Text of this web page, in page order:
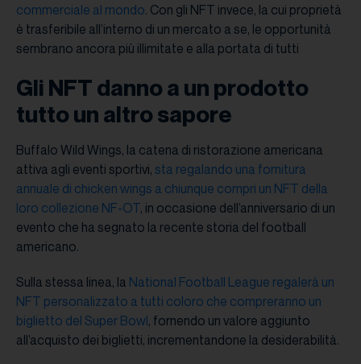
commerciale al mondo. Con gli NFT invece, la cui proprietà
è trasferibile all’interno di un mercato a se, le opportunità
sembrano ancora più illimitate e alla portata di tutti
Gli NFT danno a un prodotto
tutto un altro sapore
Buffalo Wild Wings, la catena di ristorazione americana
attiva agli eventi sportivi, sta regalando una fornitura
annuale di chicken wings a chiunque compri un NFT della
loro collezione NF-OT, in occasione dell’anniversario di un
evento che ha segnato la recente storia del football
americano.
Sulla stessa linea, la National Football League regalerà un
NFT personalizzato a tutti coloro che compreranno un
biglietto del Super Bowl, fornendo un valore aggiunto
all’acquisto dei biglietti, incrementandone la desiderabilità.